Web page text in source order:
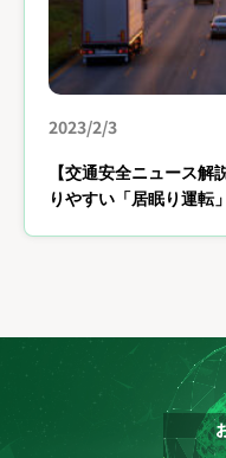
2023/2/3
【交通安全ニュース
りやすい「居眠り運転」